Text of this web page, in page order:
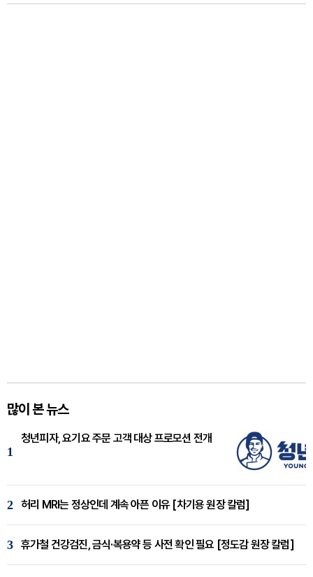
많이 본 뉴스
1
청년피자, 요기요 주문 고객 대상 프로모션 전개
2 허리 MRI는 정상인데 계속 아픈 이유 [차기용 원장 칼럼]
3 휴가철 건강검진, 금식·복용약 등 사전 확인 필요 [정도감 원장 칼럼]